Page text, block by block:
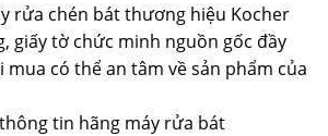
rửa chén bát thương hiệu Kocher
giấy tờ chức minh nguồn gốc đầy
có thể an tâm về sản phẩm của
tin hãng máy rửa bát